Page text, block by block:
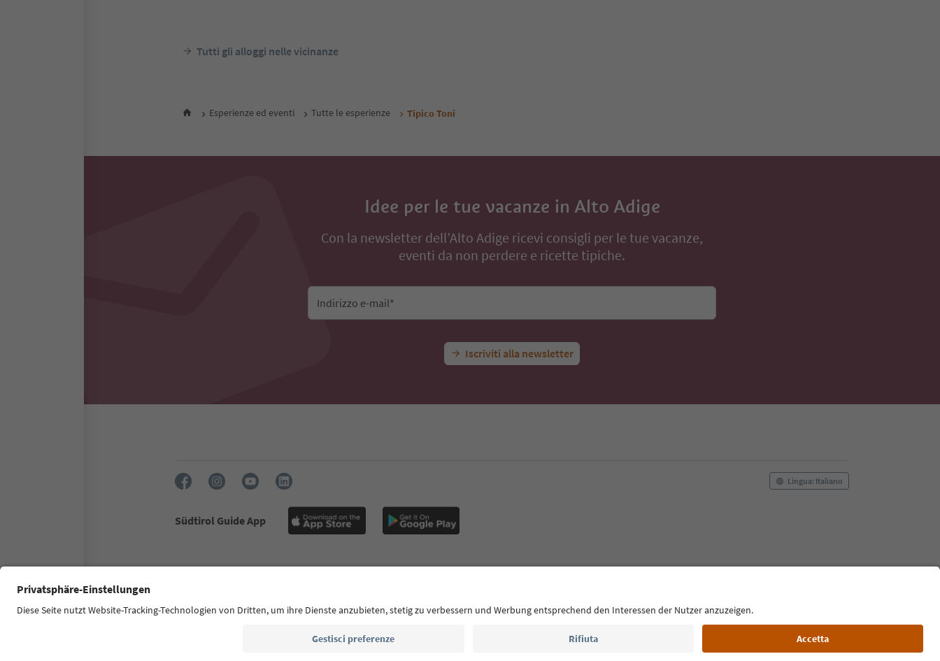
Tutti gli alloggi nelle vicinanze
Esperienze ed eventi Tutte le esperienze Tipico Toni
Idee per le tue vacanze in Alto Adige
Con la newsletter dell’Alto Adige ricevi consigli per le tue vacanze,
eventi da non perdere e ricette tipiche.
Indirizzo e-mail*
Iscriviti alla newsletter
Lingua: Italiano
Südtirol Guide App